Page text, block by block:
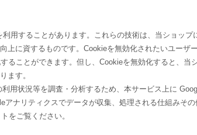
用することがあります。これらの技術は、当ショップ
上に資するものです。Cookieを無効化されたいユーザー
ることができます。但し、Cookieを無効化すると、当
ます。
用状況等を調査・分析するため、本サービス上に
アナリティクスでデータが収集、処理される仕組みその
をご覧ください。